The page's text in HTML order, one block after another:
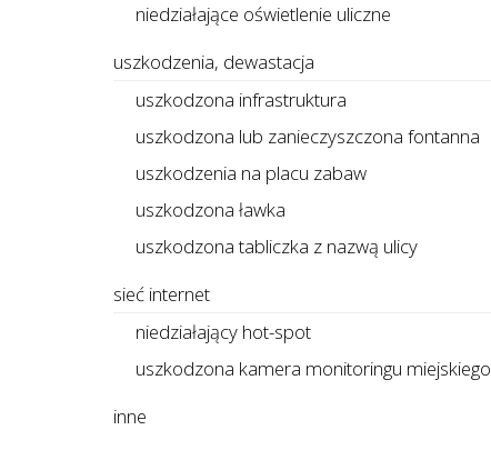
niedziałające oświetlenie uliczne
uszkodzenia, dewastacja
uszkodzona infrastruktura
uszkodzona lub zanieczyszczona fontanna
uszkodzenia na placu zabaw
uszkodzona ławka
uszkodzona tabliczka z nazwą ulicy
sieć internet
niedziałający hot-spot
uszkodzona kamera monitoringu miejskiego
inne